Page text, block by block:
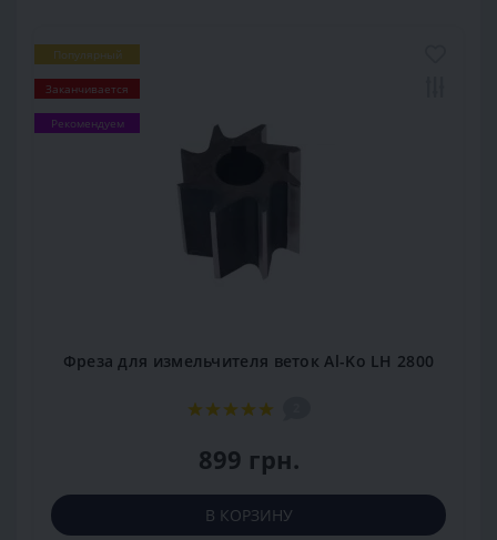
Популярный
Заканчивается
Рекомендуем
Фреза для измельчителя веток Al-Ko LH 2800
899 грн.
В КОРЗИНУ